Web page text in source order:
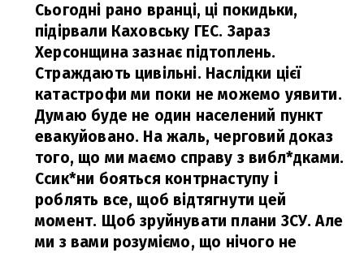
Сьогодні рано вранці, ці покидьки,
підірвали Каховську ГЕС. Зараз
Херсонщина зазнає підтоплень.
Страждають цивільні. Наслідки цієї
катастрофи ми поки не можемо уявити.
Думаю буде не один населений пункт
евакуйовано. На жаль, черговий доказ
того, що ми маємо справу з вибл*дками.
Ссик*ни бояться контрнаступу і
роблять все, щоб відтягнути цей
момент. Щоб зруйнувати плани ЗСУ. Але
ми з вами розуміємо, що нічого не